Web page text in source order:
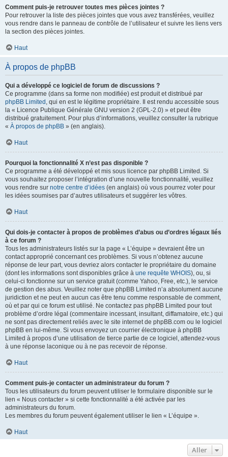
Comment puis-je retrouver toutes mes pièces jointes ?
Pour retrouver la liste des pièces jointes que vous avez transférées, veuillez
vous rendre dans le panneau de contrôle de l’utilisateur et suivre les liens vers
la section des pièces jointes.
Haut
À propos de phpBB
Qui a développé ce logiciel de forum de discussions ?
Ce programme (dans sa forme non modifiée) est produit et distribué par
phpBB Limited , qui en est le légitime propriétaire. Il est rendu accessible sous
la « Licence Publique Générale GNU version 2 (GPL-2.0) » et peut être
distribué gratuitement. Pour plus d’informations, veuillez consulter la rubrique
« À propos de phpBB » (en anglais).
Haut
Pourquoi la fonctionnalité X n’est pas disponible ?
Ce programme a été développé et mis sous licence par phpBB Limited. Si
vous souhaitez proposer l’intégration d’une nouvelle fonctionnalité, veuillez
vous rendre sur notre centre d’idées (en anglais) où vous pourrez voter pour
les idées soumises par d’autres utilisateurs et suggérer les vôtres.
Haut
Qui dois-je contacter à propos de problèmes d’abus ou d’ordres légaux liés
à ce forum ?
Tous les administrateurs listés sur la page « L’équipe » devraient être un
contact approprié concernant ces problèmes. Si vous n’obtenez aucune
réponse de leur part, vous devriez alors contacter le propriétaire du domaine
(dont les informations sont disponibles grâce à une requête WHOIS), ou, si
celui-ci fonctionne sur un service gratuit (comme Yahoo, Free, etc.), le service
de gestion des abus. Veuillez noter que phpBB Limited n’a absolument aucune
juridiction et ne peut en aucun cas être tenu comme responsable de comment,
où et par qui ce forum est utilisé. Ne contactez pas phpBB Limited pour tout
problème d’ordre légal (commentaire incessant, insultant, diffamatoire, etc.) qui
ne sont pas directement reliés avec le site internet de phpBB.com ou le logiciel
phpBB en lui-même. Si vous envoyez un courrier électronique à phpBB
Limited à propos d’une utilisation de tierce partie de ce logiciel, attendez-vous
à une réponse laconique ou à ne pas recevoir de réponse.
Haut
Comment puis-je contacter un administrateur du forum ?
Tous les utilisateurs du forum peuvent utiliser le formulaire disponible sur le
lien « Nous contacter » si cette fonctionnalité a été activée par les
administrateurs du forum.
Les membres du forum peuvent également utiliser le lien « L’équipe ».
Haut
Aller